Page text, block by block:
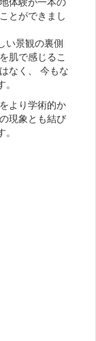
体験が一本の
とができまし
い景観の裏側
肌で感じるこ
なく、 今もな
より学術的か
現象とも結び